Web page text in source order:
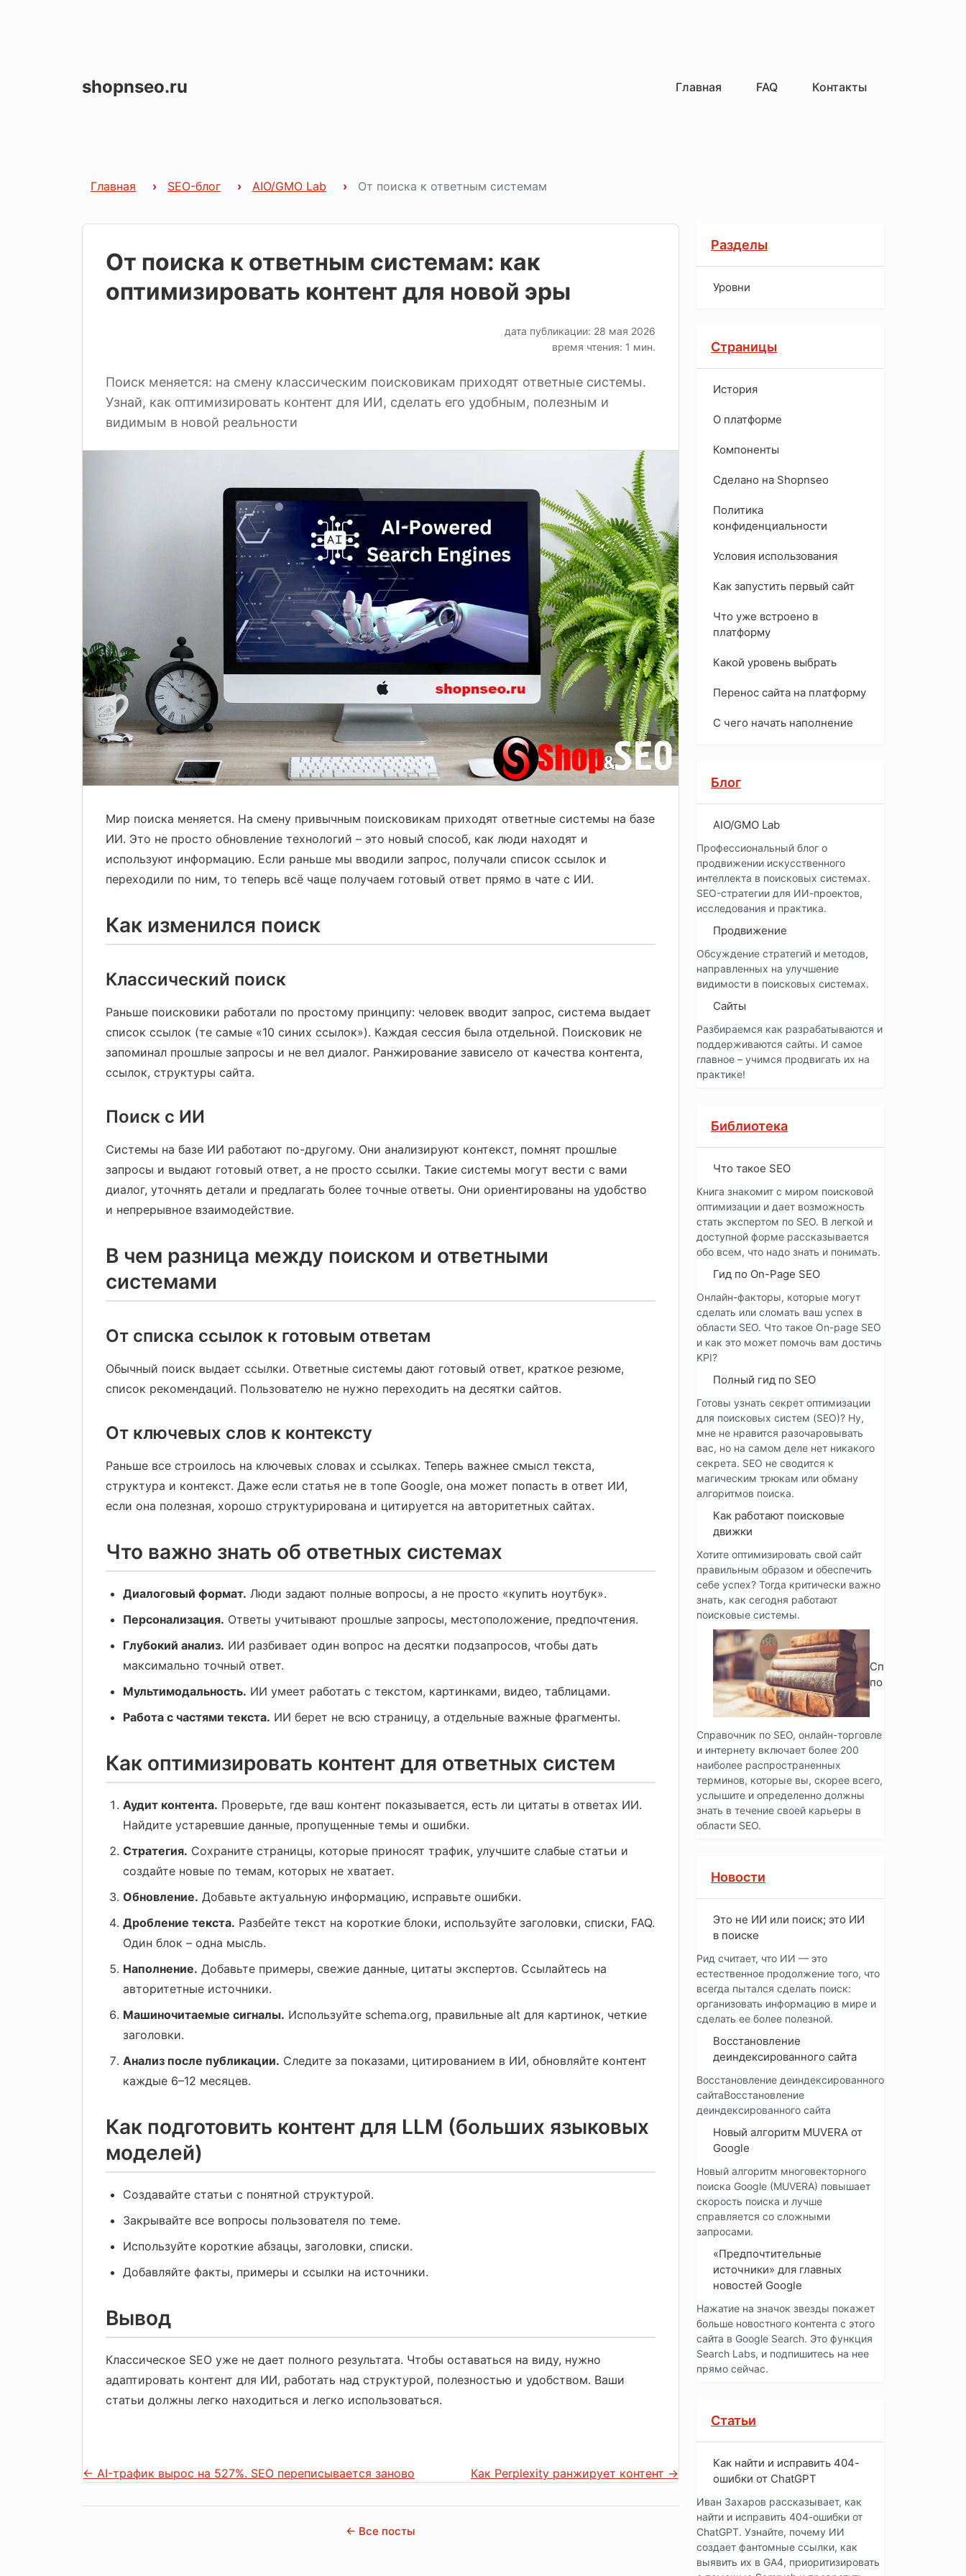
shopnseo.ru Главная FAQ Контакты
Главная SEO-блог AIO/GMO Lab От поиска к ответным системам
От поиска к ответным системам: как
оптимизировать контент для новой эры
дата публикации: 28 мая 2026
время чтения: 1 мин.
Поиск меняется: на смену классическим поисковикам приходят ответные системы.
Узнай, как оптимизировать контент для ИИ, сделать его удобным, полезным и
видимым в новой реальности
Мир поиска меняется. На смену привычным поисковикам приходят ответные системы на базе
ИИ. Это не просто обновление технологий – это новый способ, как люди находят и
используют информацию. Если раньше мы вводили запрос, получали список ссылок и
переходили по ним, то теперь всё чаще получаем готовый ответ прямо в чате с ИИ.
Как изменился поиск
Классический поиск
Раньше поисковики работали по простому принципу: человек вводит запрос, система выдает
список ссылок (те самые «10 синих ссылок»). Каждая сессия была отдельной. Поисковик не
запоминал прошлые запросы и не вел диалог. Ранжирование зависело от качества контента,
ссылок, структуры сайта.
Поиск с ИИ
Системы на базе ИИ работают по-другому. Они анализируют контекст, помнят прошлые
запросы и выдают готовый ответ, а не просто ссылки. Такие системы могут вести с вами
диалог, уточнять детали и предлагать более точные ответы. Они ориентированы на удобство
и непрерывное взаимодействие.
В чем разница между поиском и ответными
системами
От списка ссылок к готовым ответам
Обычный поиск выдает ссылки. Ответные системы дают готовый ответ, краткое резюме,
список рекомендаций. Пользователю не нужно переходить на десятки сайтов.
От ключевых слов к контексту
Раньше все строилось на ключевых словах и ссылках. Теперь важнее смысл текста,
структура и контекст. Даже если статья не в топе Google, она может попасть в ответ ИИ,
если она полезная, хорошо структурирована и цитируется на авторитетных сайтах.
Что важно знать об ответных системах
Диалоговый формат. Люди задают полные вопросы, а не просто «купить ноутбук».
Персонализация. Ответы учитывают прошлые запросы, местоположение, предпочтения.
Глубокий анализ. ИИ разбивает один вопрос на десятки подзапросов, чтобы дать
максимально точный ответ.
Мультимодальность. ИИ умеет работать с текстом, картинками, видео, таблицами.
Работа с частями текста. ИИ берет не всю страницу, а отдельные важные фрагменты.
Как оптимизировать контент для ответных систем
Аудит контента. Проверьте, где ваш контент показывается, есть ли цитаты в ответах ИИ.
Найдите устаревшие данные, пропущенные темы и ошибки.
Стратегия. Сохраните страницы, которые приносят трафик, улучшите слабые статьи и
создайте новые по темам, которых не хватает.
Обновление. Добавьте актуальную информацию, исправьте ошибки.
Дробление текста. Разбейте текст на короткие блоки, используйте заголовки, списки, FAQ.
Один блок – одна мысль.
Наполнение. Добавьте примеры, свежие данные, цитаты экспертов. Ссылайтесь на
авторитетные источники.
Машиночитаемые сигналы. Используйте schema.org, правильные alt для картинок, четкие
заголовки.
Анализ после публикации. Следите за показами, цитированием в ИИ, обновляйте контент
каждые 6–12 месяцев.
Как подготовить контент для LLM (больших языковых
моделей)
Создавайте статьи с понятной структурой.
Закрывайте все вопросы пользователя по теме.
Используйте короткие абзацы, заголовки, списки.
Добавляйте факты, примеры и ссылки на источники.
Вывод
Классическое SEO уже не дает полного результата. Чтобы оставаться на виду, нужно
адаптировать контент для ИИ, работать над структурой, полезностью и удобством. Ваши
статьи должны легко находиться и легко использоваться.
← AI-трафик вырос на 527%. SEO переписывается заново Как Perplexity ранжирует контент →
← Все посты
Разделы
Уровни
Страницы
История
O платформе
Компоненты
Сделано на Shopnseo
Политика
конфиденциальности
Условия использования
Как запустить первый сайт
Что уже встроено в
платформу
Какой уровень выбрать
Перенос сайта на платформу
С чего начать наполнение
Блог
AIO/GMO Lab
Профессиональный блог о
продвижении искусственного
интеллекта в поисковых системах.
SEO-стратегии для ИИ-проектов,
исследования и практика.
Продвижение
Обсуждение стратегий и методов,
направленных на улучшение
видимости в поисковых системах.
Сайты
Разбираемся как разрабатываются и
поддерживаются сайты. И самое
главное – учимся продвигать их на
практике!
Библиотека
Что такое SEO
Книга знакомит с миром поисковой
оптимизации и дает возможность
стать экспертом по SEO. В легкой и
доступной форме рассказывается
обо всем, что надо знать и понимать.
Гид по On-Page SEO
Онлайн-факторы, которые могут
сделать или сломать ваш успех в
области SEO. Что такое On-page SEO
и как это может помочь вам достичь
KPI?
Полный гид по SEO
Готовы узнать секрет оптимизации
для поисковых систем (SEO)? Ну,
мне не нравится разочаровывать
вас, но на самом деле нет никакого
секрета. SEO не сводится к
магическим трюкам или обману
алгоритмов поиска.
Как работают поисковые
движки
Хотите оптимизировать свой сайт
правильным образом и обеспечить
себе успех? Тогда критически важно
знать, как сегодня работают
поисковые системы.
Справочник
по SEO
Справочник по SEO, онлайн-торговле
и интернету включает более 200
наиболее распространенных
терминов, которые вы, скорее всего,
услышите и определенно должны
знать в течение своей карьеры в
области SEO.
Новости
Это не ИИ или поиск; это ИИ
в поиске
Рид считает, что ИИ — это
естественное продолжение того, что
всегда пытался сделать поиск:
организовать информацию в мире и
сделать ее более полезной.
Восстановление
деиндексированного сайта
Восстановление деиндексированного
сайтаВосстановление
деиндексированного сайта
Новый алгоритм MUVERA от
Google
Новый алгоритм многовекторного
поиска Google (MUVERA) повышает
скорость поиска и лучше
справляется со сложными
запросами.
«Предпочтительные
источники» для главных
новостей Google
Нажатие на значок звезды покажет
больше новостного контента с этого
сайта в Google Search. Это функция
Search Labs, и подпишитесь на нее
прямо сейчас.
Статьи
Как найти и исправить 404-
ошибки от ChatGPT
Иван Захаров рассказывает, как
найти и исправить 404-ошибки от
ChatGPT. Узнайте, почему ИИ
создает фантомные ссылки, как
выявить их в GA4, приоритизировать